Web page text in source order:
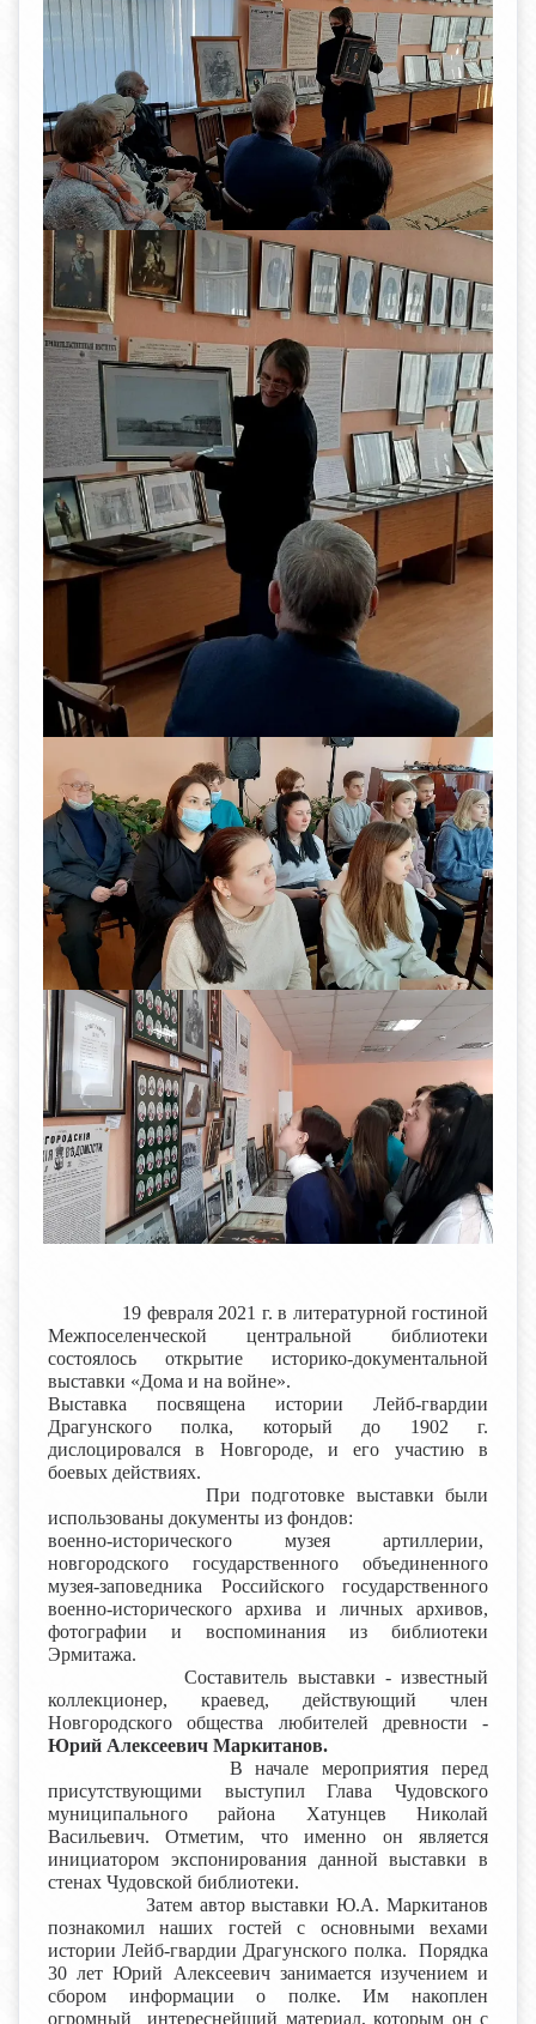
19 февраля 2021 г. в литературной гостиной
Межпоселенческой центральной библиотеки
состоялось открытие историко-документальной
выставки «Дома и на войне».
Выставка посвящена истории Лейб-гвардии
Драгунского полка, который до 1902 г.
дислоцировался в Новгороде, и его участию в
боевых действиях.
При подготовке выставки были
использованы документы из фондов:
военно-исторического музея артиллерии,
новгородского государственного объединенного
музея-заповедника Российского государственного
военно-исторического архива и личных архивов,
фотографии и воспоминания из библиотеки
Эрмитажа.
Составитель выставки - известный
коллекционер, краевед, действующий член
Новгородского общества любителей древности -
Юрий Алексеевич Маркитанов.
В начале мероприятия перед
присутствующими выступил Глава Чудовского
муниципального района Хатунцев Николай
Васильевич. Отметим, что именно он является
инициатором экспонирования данной выставки в
стенах Чудовской библиотеки.
Затем автор выставки Ю.А. Маркитанов
познакомил наших гостей с основными вехами
истории Лейб-гвардии Драгунского полка. Порядка
30 лет Юрий Алексеевич занимается изучением и
сбором информации о полке. Им накоплен
огромный интереснейший материал, которым он с